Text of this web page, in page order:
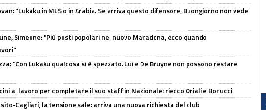
"Lukaku in MLS o in Arabia. Se arriva questo difensore, Buongiorno non vede
Simeone: "Più posti popolari nel nuovo Maradona, ecco quando
"Con Lukaku qualcosa si è spezzato. Lui e De Bruyne non possono restare
al lavoro per completare il suo staff in Nazionale: riecco Oriali e Bonucci
Cagliari, la tensione sale: arriva una nuova richiesta del club